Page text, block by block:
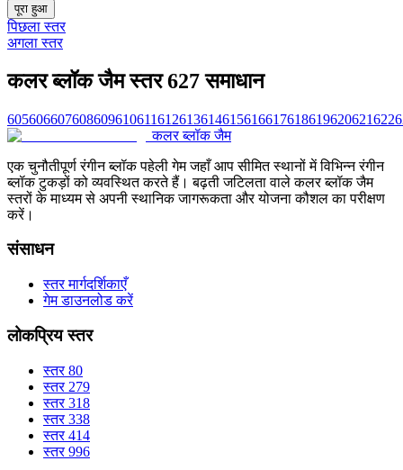
पूरा हुआ
पिछला स्तर
अगला स्तर
कलर ब्लॉक जैम स्तर 627 समाधान
605606607608609610611612613614615616617618619620621622
कलर ब्लॉक जैम
एक चुनौतीपूर्ण रंगीन ब्लॉक पहेली गेम जहाँ आप सीमित स्थानों में विभिन्न रंगीन
ब्लॉक टुकड़ों को व्यवस्थित करते हैं। बढ़ती जटिलता वाले कलर ब्लॉक जैम
स्तरों के माध्यम से अपनी स्थानिक जागरूकता और योजना कौशल का परीक्षण
करें।
संसाधन
स्तर मार्गदर्शिकाएँ
गेम डाउनलोड करें
लोकप्रिय स्तर
स्तर 80
स्तर 279
स्तर 318
स्तर 338
स्तर 414
स्तर 996